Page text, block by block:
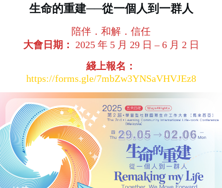
生命的重建──從一個人到一群人
陪伴．和解．信任
大會日期： 2025 年 5 月 29 日 – 6 月 2 日
綫上報名：
https://forms.gle/7mbZw3YNSaVHVJEz8